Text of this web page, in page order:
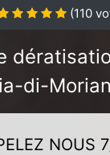
(110
di-
NOUS